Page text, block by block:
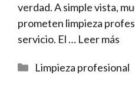
verdad. A simple vista,
prometen limpieza
servicio. El … Leer más
Categorías
Limpieza profesional